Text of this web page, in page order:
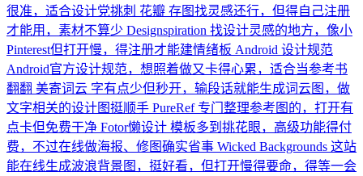
很准，适合设计党挑刺 花瓣 存图找灵感还行，但得自己注册
才能用，素材不算少 Designspiration 找设计灵感的地方，像小
Pinterest但打开慢，得注册才能建情绪板 Android 设计规范
Android官方设计规范，想照着做又卡得心累，适合当参考书
翻翻 美寄词云 字有点少但秒开，输段话就能生成词云图，做
文字相关的设计图挺顺手 PureRef 专门整理参考图的，打开有
点卡但免费干净 Fotor懒设计 模板多到挑花眼，高级功能得付
费，不过在线做海报、修图确实省事 Wicked Backgrounds 这站
能在线生成波浪背景图，挺好看，但打开慢得要命，得等一会